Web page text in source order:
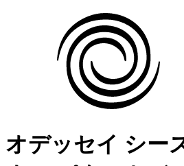
オデッセイ シー